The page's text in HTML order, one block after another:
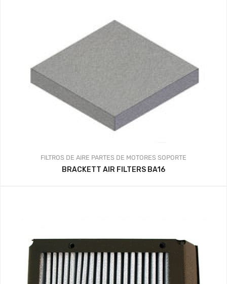
FILTROS DE AIRE PARTES DE MOTORES SOPORTE
BRACKETT AIR FILTERS BA16